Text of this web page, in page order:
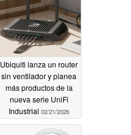
Ubiquiti lanza un router
sin ventilador y planea
más productos de la
nueva serie UniFi
Industrial 02/21/2026